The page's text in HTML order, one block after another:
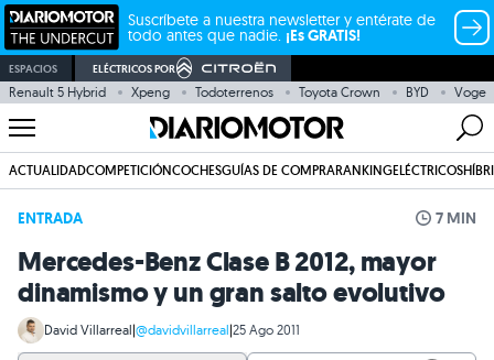
Suscríbete a nuestra newsletter y entérate de
todo antes que nadie. ¡Es GRATIS!
ESPACIOS ELÉCTRICOS POR
Renault 5 Hybrid Xpeng Todoterrenos Toyota Crown BYD Voge
ACTUALIDADCOMPETICIÓNCOCHESGUÍAS DE COMPRARANKINGELÉCTRICOS
ENTRADA 7 MIN
Mercedes-Benz Clase B 2012, mayor
dinamismo y un gran salto evolutivo
David Villarreal|@davidvillarreal|25 Ago 2011